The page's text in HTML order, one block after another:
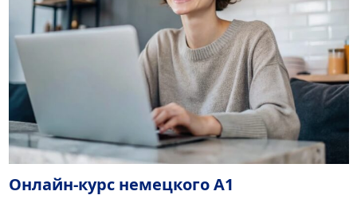
Онлайн-курс немецкого A1